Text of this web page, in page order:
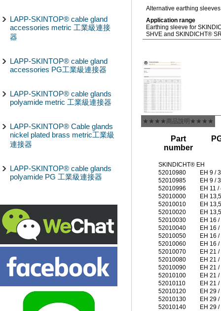
LAPP-SKINTOP® cable gland
accessories metric 工業級連接
器
LAPP-SKINTOP® cable gland
accessories PG工業級連接器
LAPP-SKINTOP® cable glands
polyamide metric 工業級連接器
LAPP-SKINTOP® Cable glands
nickel plated brass metric工業級
連接器
LAPP-SKINTOP® cable glands
polyamide PG 工業級連接器
Alternative earthing sleeves
Application range
Earthing sleeve for
SHVE and SKINDICHT®
★★★★商品說明★★★★
Part
number
SKINDICHT® EH
52010980
EH 9 /
52010985
EH 9 /
52010996
EH 11 /
52010000
EH
52010010
EH
52010020
EH
52010030
EH 16 /
52010040
EH 16 /
52010050
EH 16
52010060
EH 16 /
52010070
EH 21
52010080
EH 21
52010090
EH 21
52010100
EH 21
52010110
EH 21
52010120
EH 29
52010130
EH 29
52010140
EH 29